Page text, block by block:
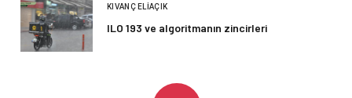
KIVANÇ ELIAÇIK
ILO 193 ve algoritmanın zincirleri